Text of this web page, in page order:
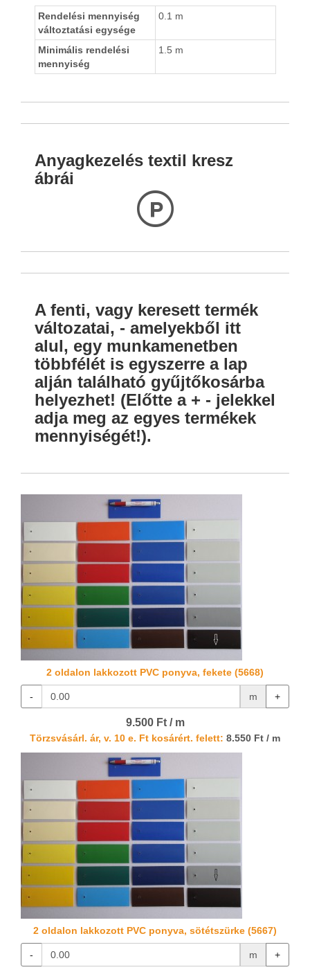
Rendelési mennyiség
változtatási egysége
0.1 m
Minimális rendelési
mennyiség
1.5 m
Anyagkezelés textil kresz
ábrái
L
A fenti, vagy keresett termék
változatai, - amelyekből itt
alul, egy munkamenetben
többfélét is egyszerre a lap
alján található gyűjtőkosárba
helyezhet! (Előtte a + - jelekkel
adja meg az egyes termékek
mennyiségét!).
2 oldalon lakkozott PVC ponyva, fekete (5668)
- m +
9.500 Ft / m
Törzsvásárl. ár, v. 10 e. Ft kosárért. felett: 8.550 Ft / m
2 oldalon lakkozott PVC ponyva, sötétszürke (5667)
- m +